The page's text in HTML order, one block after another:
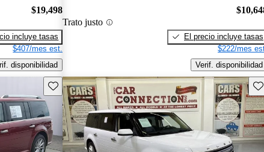
$19,498
incluye tasas
$407/mes est.
disponibilidad
Trato justo
El precio incluye tasas
$222/mes
Verif. disponibilidad
Guarda este Aviso